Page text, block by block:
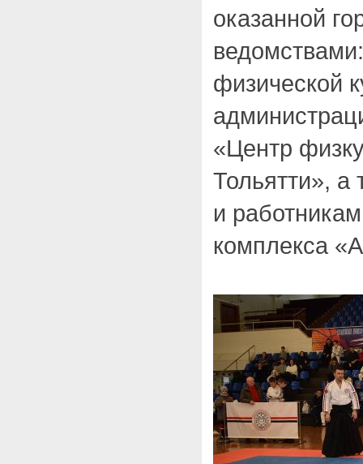
оказанной
физической
«Центр
Тольятти», а
и
комплекса